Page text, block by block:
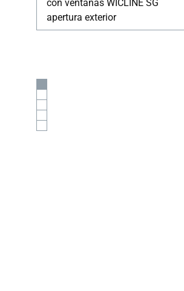
con ventanas WICLINE SG
apertura exterior